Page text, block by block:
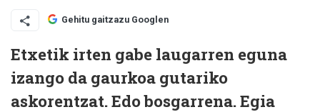
Gehitu gaitzazu Googlen
Etxetik irten gabe laugarren eguna
izango da gaurkoa gutariko
askorentzat. Edo bosgarrena. Egia